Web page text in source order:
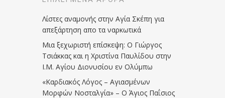
Λίστες αναμονής στην Αγία Σκέπη για
απεξάρτηση απο τα ναρκωτικά
Μια ξεχωριστή επίσκεψη: Ο Γιώργος
Τσιάκκας και η Χριστίνα Παυλίδου στην
Ι.Μ. Αγίου Διονυσίου εν Ολύμπω
«Καρδιακός Λόγος – Αγιασμένων
Μορφών Νοσταλγία» – Ο Άγιος Παΐσιος